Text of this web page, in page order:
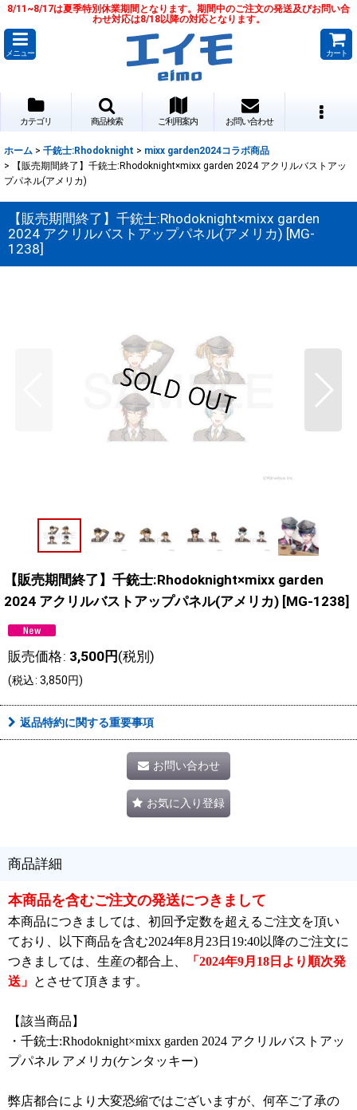
8/11~8/17は夏季特別休業期間となります。期間中のご注文の発送及びお問い合
わせ対応は8/18以降の対応となります。
メニュー カート
カテゴリ 商品検索 ご利用案内 お問い合わせ
ホーム > 千銃士:Rhodoknight > mixx garden2024コラボ商品
>
【販売期間終了】千銃士:Rhodoknight×mixx garden 2024 アクリルバストアッ
プパネル(アメリカ)
【販売期間終了】千銃士:Rhodoknight×mixx garden
2024 アクリルバストアップパネル(アメリカ) [MG-
1238]
【販売期間終了】千銃士:Rhodoknight×mixx garden
2024 アクリルバストアップパネル(アメリカ) [MG-1238]
販売価格: 3,500円 (税別)
(税込: 3,850円)
返品特約に関する重要事項
お問い合わせ
お気に入り登録
商品詳細
本商品を含むご注文の発送につきまして
本商品につきましては、初回予定数を超えるご注文を頂い
ており、以下商品を含む2024年8月23日19:40以降のご注文に
つきましては、生産の都合上、
「2024年9月18日より順次発
送」 とさせて頂きます。
【該当商品】
・千銃士:Rhodoknight×mixx garden 2024 アクリルバストアッ
プパネル アメリカ(ケンタッキー)
弊店都合により大変恐縮ではございますが、何卒ご了承の